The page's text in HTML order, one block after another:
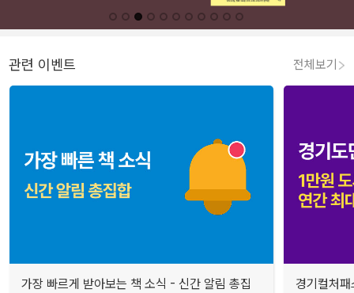
관련 이벤트 전체보기
가장 빠르게 받아보는 책 소식 - 신간 알림 총집
경기컬처